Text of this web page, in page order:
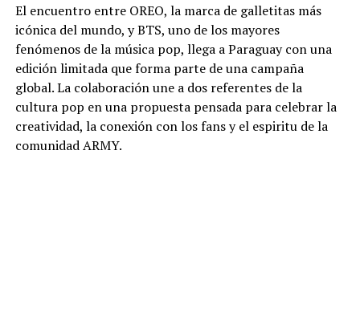
El encuentro entre OREO, la marca de galletitas más
icónica del mundo, y BTS, uno de los mayores
fenómenos de la música pop, llega a Paraguay con una
edición limitada que forma parte de una campaña
global. La colaboración une a dos referentes de la
cultura pop en una propuesta pensada para celebrar la
creatividad, la conexión con los fans y el espiritu de la
comunidad ARMY.